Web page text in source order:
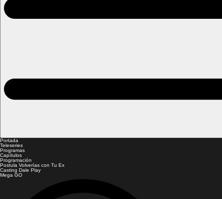
Portada
Teleseries
Programas
Capítulos
Programación
Postula Volverías con Tu Ex
Casting Dale Play
Mega GO